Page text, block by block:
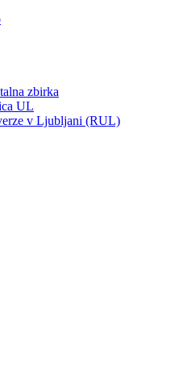
zbirka
UL
v Ljubljani (RUL)